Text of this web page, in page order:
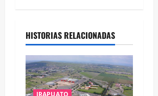
c
i
ó
HISTORIAS RELACIONADAS